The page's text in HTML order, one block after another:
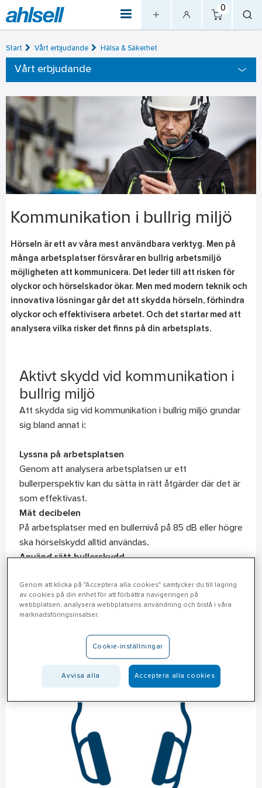
0
Start Vårt erbjudande Hälsa & Säkerhet
Vårt erbjudande
Kommunikation i bullrig miljö
Hörseln är ett av våra mest användbara verktyg. Men på
många arbetsplatser försvårar en bullrig arbetsmiljö
möjligheten att kommunicera. Det leder till att risken för
olyckor och hörselskador ökar. Men med modern teknik och
innovativa lösningar går det att skydda hörseln, förhindra
olyckor och effektivisera arbetet. Och det startar med att
analysera vilka risker det finns på din arbetsplats.
Aktivt skydd vid kommunikation i
bullrig miljö
Att skydda sig vid kommunikation i bullrig miljö grundar
sig bland annat i:
Lyssna på arbetsplatsen
Genom att analysera arbetsplatsen ur ett
bullerperspektiv kan du sätta in rätt åtgärder där det är
som effektivast.
Mät decibelen
På arbetsplatser med en bullernivå på 85 dB eller högre
ska hörselskydd alltid användas.
Använd rätt bullerskydd
använda skydd med möjlighet att kommunicera utan
att ta av sig skydden, minskar riskerna för skador och
olyckor.
Genom att klicka på "Acceptera alla cookies" samtycker du till lagring
av cookies på din enhet för att förbättra navigeringen på
webbplatsen, analysera webbplatsens användning och bistå i våra
marknadsföringsinsatser.
Cookie-inställningar
Avvisa alla Acceptera alla cookies